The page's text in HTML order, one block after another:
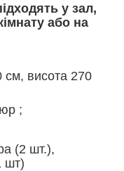
у зал,
або на
висота 270
;
(2 шт.),
шт)